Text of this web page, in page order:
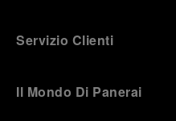
Servizio Clienti
Il Mondo Di Panerai